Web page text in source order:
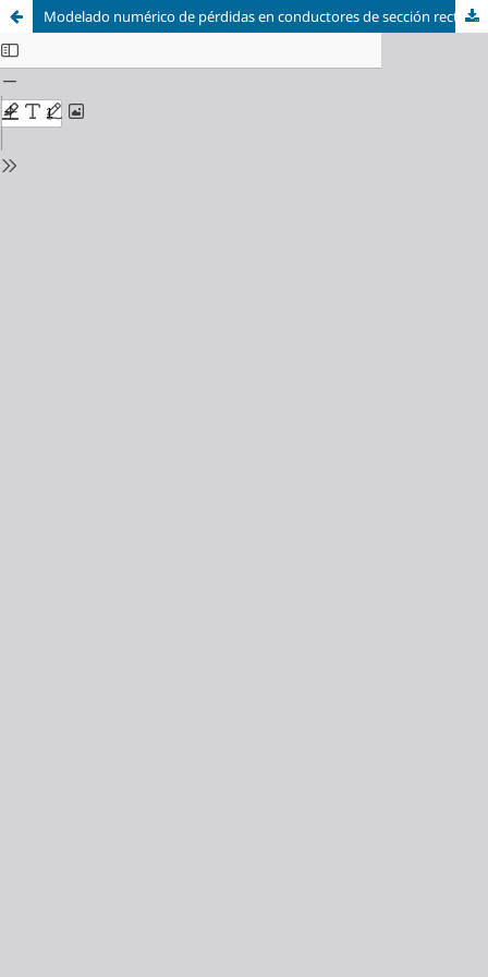
Modelado numérico de pérdidas en conductores de sección rectangular mediante análisis por elementos finitos